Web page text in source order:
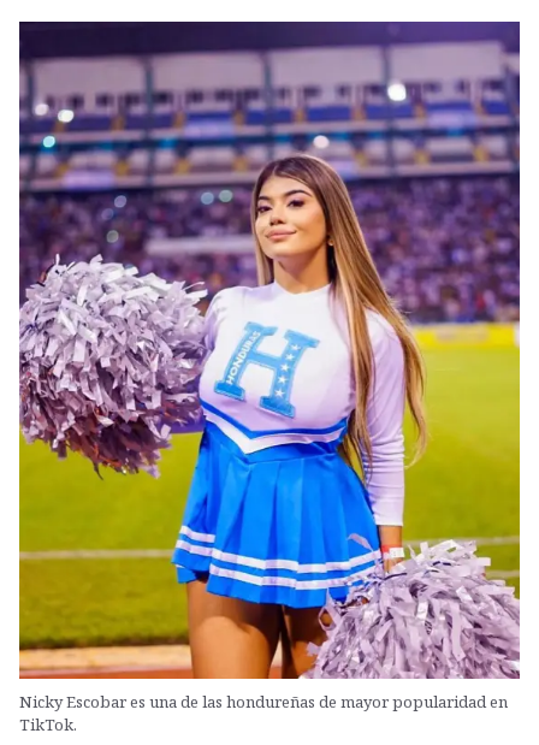
Nicky Escobar es una de las hondureñas de mayor popularidad en
TikTok.